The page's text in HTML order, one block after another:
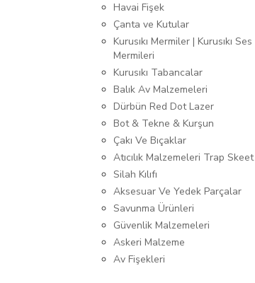
Havai Fişek
Çanta ve Kutular
Kurusıkı Mermiler | Kurusıkı Ses
Mermileri
Kurusıkı Tabancalar
Balık Av Malzemeleri
Dürbün Red Dot Lazer
Bot & Tekne & Kurşun
Çakı Ve Bıçaklar
Atıcılık Malzemeleri Trap Skeet
Silah Kılıfı
Aksesuar Ve Yedek Parçalar
Savunma Ürünleri
Güvenlik Malzemeleri
Askeri Malzeme
Av Fişekleri